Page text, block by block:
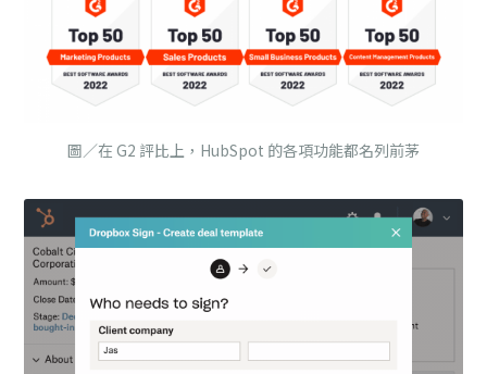
圖／在 G2 評比上，HubSpot 的各項功能都名列前茅